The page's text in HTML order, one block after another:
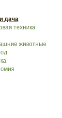
дача
техника
животные